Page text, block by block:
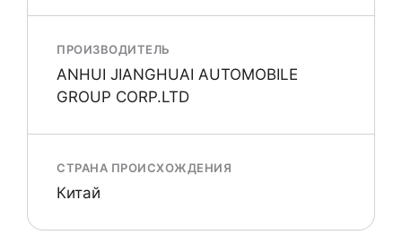
ПРОИЗВОДИТЕЛЬ
ANHUI JIANGHUAI AUTOMOBILE
GROUP CORP.LTD
СТРАНА ПРОИСХОЖДЕНИЯ
Китай